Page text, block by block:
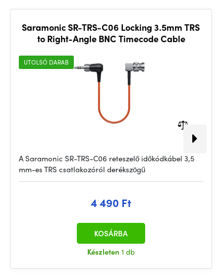
Saramonic SR-TRS-C06 Locking 3.5mm TRS
to Right-Angle BNC Timecode Cable
UTOLSÓ DARAB
A Saramonic SR-TRS-C06 reteszelő időkódkábel 3,5
mm-es TRS csatlakozóról derékszögű
4 490 Ft
Készleten 1 db
KOSÁRBA